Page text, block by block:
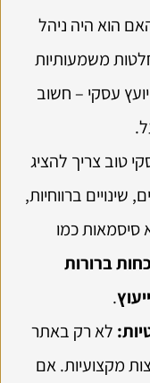
הוא היה ניהל
משמעותיות
עסקי – חשוב
טוב צריך להציג
ברווחיות,
סיסמאות כמו
ברורות
.
לא רק באתר
מקצועיות. אם